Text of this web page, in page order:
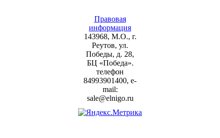
Правовая
информация
143968, М.О., г.
Реутов, ул.
Победы, д. 28,
БЦ «Победа».
телефон
84993901400, e-
mail:
sale@elnigo.ru